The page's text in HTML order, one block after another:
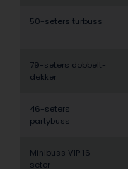
50-seters turbuss
79-seters dobbelt­
dekker
46-seters
partybuss
Minibuss VIP 16-
seter